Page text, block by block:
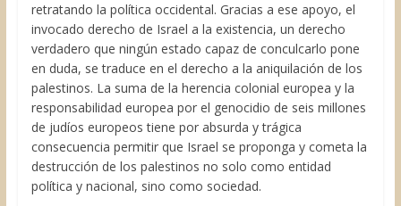
retratando la política occidental. Gracias a ese apoyo, el
invocado derecho de Israel a la existencia, un derecho
verdadero que ningún estado capaz de conculcarlo pone
en duda, se traduce en el derecho a la aniquilación de los
palestinos. La suma de la herencia colonial europea y la
responsabilidad europea por el genocidio de seis millones
de judíos europeos tiene por absurda y trágica
consecuencia permitir que Israel se proponga y cometa la
destrucción de los palestinos no solo como entidad
política y nacional, sino como sociedad.